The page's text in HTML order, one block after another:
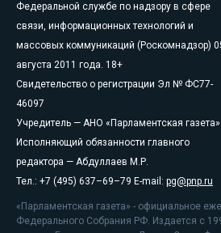
Федеральной службе по надзору в сфере
связи, информационных технологий и
массовых коммуникаций (Роскомнадзор)
августа 2011 года. 18+
Свидетельство о регистрации Эл № ФС77-
46097
Учредитель — АНО «Парламентская газета»
Исполняющий обязанности главного
редактора — Абдуллаев М.Р.
Тел.: +7 (495) 637–69–79 E-mail: pg@pnp.ru
«Парламентская газета» - официальное
Федерального Собрания РФ. Издается с